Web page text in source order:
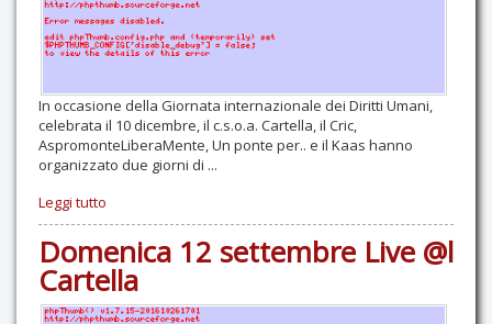
In occasione della Giornata internazionale dei Diritti Umani,
celebrata il 10 dicembre, il c.s.o.a. Cartella, il Cric,
AspromonteLiberaMente, Un ponte per.. e il Kaas hanno
organizzato due giorni di ...
Leggi tutto
Domenica 12 settembre Live @l
Cartella